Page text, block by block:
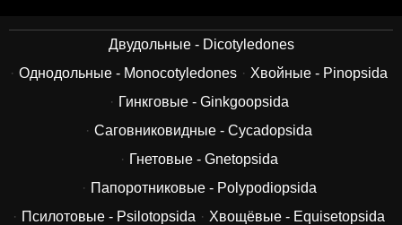
Двудольные - Dicotyledones
Однодольные - Monocotyledones
Хвойные - Pinopsida
Гинкговые - Ginkgoopsida
Саговниковидные - Cycadopsida
Гнетовые - Gnetopsida
Папоротниковые - Polypodiopsida
Псилотовые - Psilotopsida
Хвощёвые - Equisetopsida